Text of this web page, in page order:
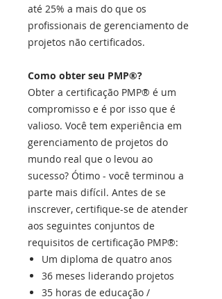
até 25% a mais do que os
profissionais de gerenciamento de
projetos não certificados.
Como obter seu PMP®?
Obter a certificação PMP® é um
compromisso e é por isso que é
valioso. Você tem experiência em
gerenciamento de projetos do
mundo real que o levou ao
sucesso? Ótimo - você terminou a
parte mais difícil. Antes de se
inscrever, certifique-se de atender
aos seguintes conjuntos de
requisitos de certificação PMP®:
Um diploma de quatro anos
36 meses liderando projetos
35 horas de educação /